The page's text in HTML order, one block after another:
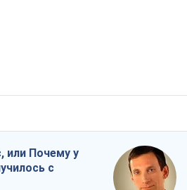
или Почему у
с